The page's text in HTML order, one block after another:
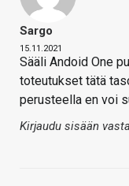
Sargo
15.11.2021
Sääli Andoid One
toteutukset tätä
perusteella en voi
Kirjaudu sisään